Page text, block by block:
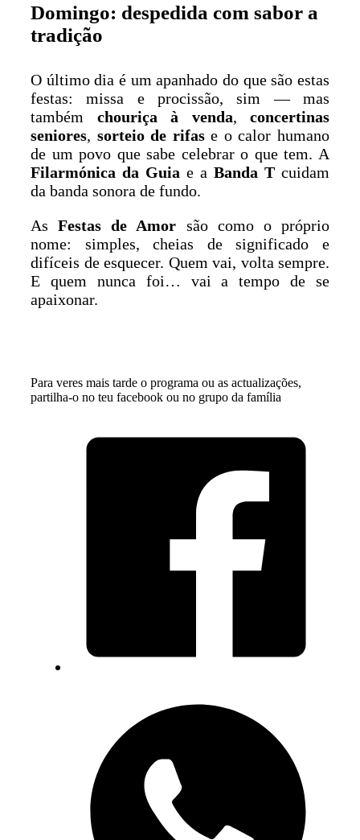
Domingo: despedida com sabor a
tradição
O último dia é um apanhado do que são estas
festas: missa e procissão, sim — mas
também chouriça à venda, concertinas
seniores, sorteio de rifase o calor humano
de um povo que sabe celebrar o que tem. A
Filarmónica da Guia e a Banda T cuidam
da banda sonora de fundo.
AsFestas de Amor são como o próprio
nome: simples, cheias de significado e
difíceis de esquecer. Quem vai, volta sempre.
E quem nunca foi… vai a tempo de se
apaixonar.
Para veres mais tarde o programa ou as actualizações,
partilha-o no teu facebook ou no grupo da família